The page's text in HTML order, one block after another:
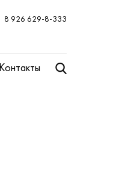
Контакты
8 926 629-8-333